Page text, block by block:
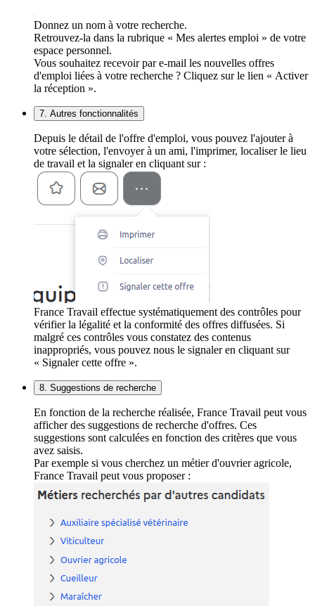
Donnez un nom à votre recherche.
Retrouvez-la dans la rubrique « Mes alertes emploi » de votre
espace personnel.
Vous souhaitez recevoir par e-mail les nouvelles offres
d'emploi liées à votre recherche ? Cliquez sur le lien « Activer
la réception ».
7. Autres fonctionnalités
Depuis le détail de l'offre d'emploi, vous pouvez l'ajouter à
votre sélection, l'envoyer à un ami, l'imprimer, localiser le lieu
de travail et la signaler en cliquant sur :
France Travail effectue systématiquement des contrôles pour
vérifier la légalité et la conformité des offres diffusées. Si
malgré ces contrôles vous constatez des contenus
inappropriés, vous pouvez nous le signaler en cliquant sur
« Signaler cette offre ».
8. Suggestions de recherche
En fonction de la recherche réalisée, France Travail peut vous
afficher des suggestions de recherche d'offres. Ces
suggestions sont calculées en fonction des critères que vous
avez saisis.
Par exemple si vous cherchez un métier d'ouvrier agricole,
France Travail peut vous proposer :